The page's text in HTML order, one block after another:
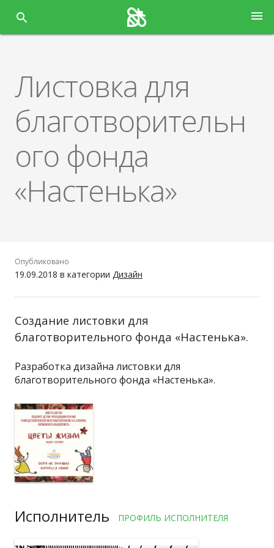
содержанию
menu
Листовка для
благотворительн
ого фонда
«Настенька»
Опубликовано
19.09.2018 в категории Дизайн
Создание листовки для
благотворительного фонда «Настенька».
Разработка дизайна листовки для
благотворительного фонда «Настенька».
Исполнитель ПРОФИЛЬ ИСПОЛНИТЕЛЯ